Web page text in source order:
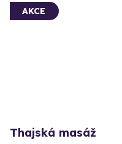
AKCE
Thajská masáž